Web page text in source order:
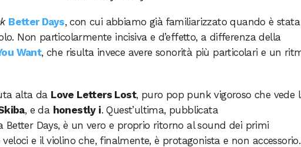
Better Days, con cui abbiamo già familiarizzato quando è stata
Non particolarmente incisiva e d’effetto, a differenza della
Want, che risulta invece avere sonorità più particolari e un
alta da Love Letters Lost, puro pop punk vigoroso che vede
, e da honestly i. Quest’ultima, pubblicata
Better Days, è un vero e proprio ritorno al sound dei primi
e il violino che, finalmente, è protagonista e non accessorio.